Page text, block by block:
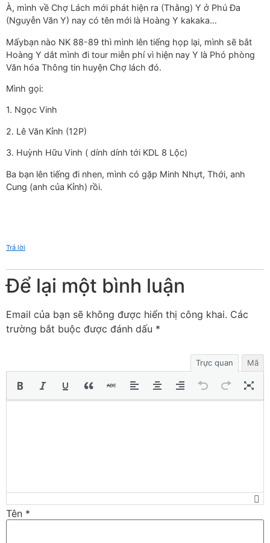
À, mình về Chợ Lách mới phát hiện ra (Thằng) Y ở Phú Đa
(Nguyễn Văn Y) nay có tên mới là Hoàng Y kakaka…
Mấybạn nào NK 88-89 thì mình lên tiếng họp lại, mình sẽ bắt
Hoàng Y dắt mình đi tour miễn phí vì hiện nay Y là Phó phòng
Văn hóa Thông tin huyện Chợ lách đó.
Mình gọi:
1. Ngọc Vinh
2. Lê Văn Kỉnh (12P)
3. Huỳnh Hữu Vinh ( dính dính tới KDL 8 Lộc)
Ba bạn lên tiếng đi nhen, mình có gặp Minh Nhựt, Thới, anh
Cung (anh của Kỉnh) rồi.
Trả lời
Để lại một bình luận
Email của bạn sẽ không được hiển thị công khai. Các
trường bắt buộc được đánh dấu *
Trực quan Mã
Tên *